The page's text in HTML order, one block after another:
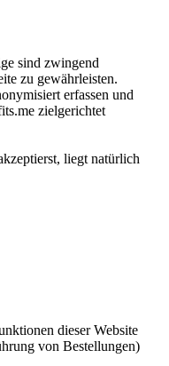
sind zwingend
zu gewährleisten.
erfassen und
zielgerichtet
liegt natürlich
dieser Website
von Bestellungen)